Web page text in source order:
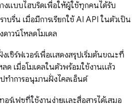
แบบไฮบริดเพื่อให้ผู้ใช้ทุกคนได้รับ
บรื่น เมื่อมีการเรียกใช้ AI API ในตัวเป็น
ดาวน์โหลดโมเดล
งเซิร์ฟเวอร์เพื่อแสดงสรุปเริ่มต้นขณะที่
ลด เมื่อโมเดลในตัวพร้อมใช้งานแล้ว
ทำการอนุมานฝั่งไคลเอ็นต์
ร์เฟซที่ใช้งานง่ายและสื่อสารได้เสมอ